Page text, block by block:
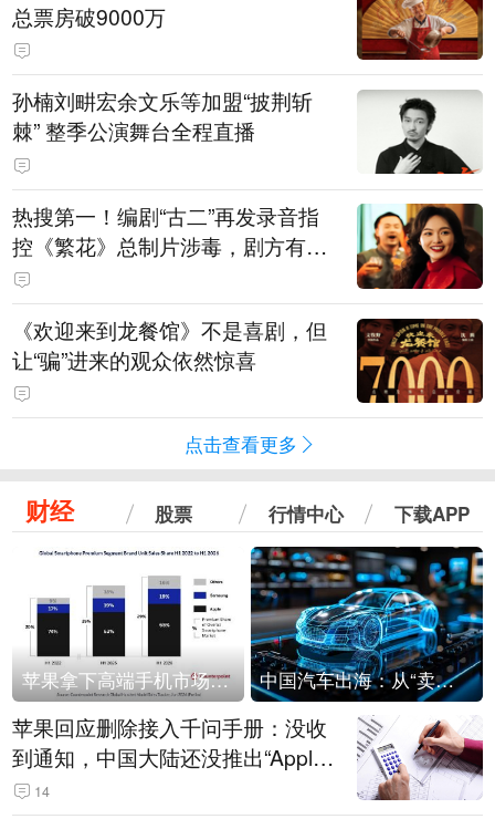
总票房破9000万
孙楠刘畊宏余文乐等加盟“披荆斩
棘” 整季公演舞台全程直播
热搜第一！编剧“古二”再发录音指
控《繁花》总制片涉毒，剧方有税
务问题，录音中王家卫称“一点够
了，要不然又要出事”
《欢迎来到龙餐馆》不是喜剧，但
让“骗”进来的观众依然惊喜
点击查看更多
财经 股票 行情中心 下载APP
苹果拿下高端手机市场65%的份额：iPhone 17系列功不可没 中国汽车出海：从“卖出去”到“走进去”
苹果回应删除接入千问手册：没收
到通知，中国大陆还没推出“Apple
智能使用千问”功能
14